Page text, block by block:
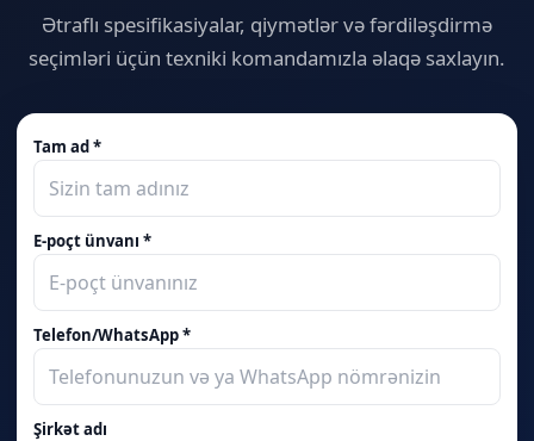
Ətraflı spesifikasiyalar, qiymətlər və fərdiləşdirmə
seçimləri üçün texniki komandamızla əlaqə saxlayın.
Tam ad *
E-poçt ünvanı *
Telefon/WhatsApp *
Şirkət adı